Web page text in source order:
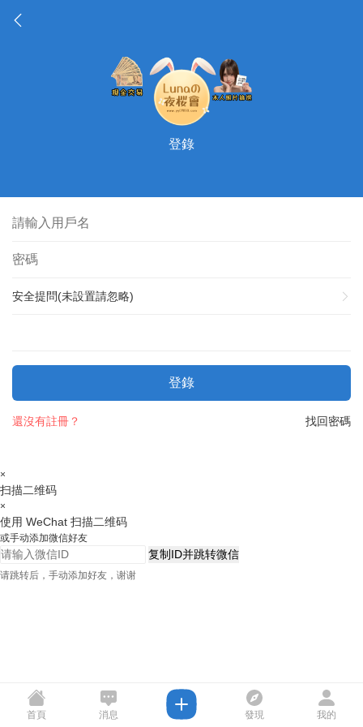
登錄
安全提問(未設置請忽略)
登錄
找回密碼
還沒有註冊？
×
扫描二维码
×
使用 WeChat 扫描二维码
或手动添加微信好友
复制ID并跳转微信
请跳转后，手动添加好友，谢谢
首頁 消息 發現 我的